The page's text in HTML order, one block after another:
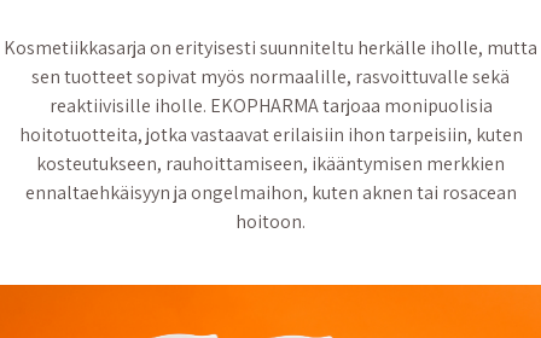
Kosmetiikkasarja on erityisesti suunniteltu herkälle iholle, mutta
sen tuotteet sopivat myös normaalille, rasvoittuvalle sekä
reaktiivisille iholle. EKOPHARMA tarjoaa monipuolisia
hoitotuotteita, jotka vastaavat erilaisiin ihon tarpeisiin, kuten
kosteutukseen, rauhoittamiseen, ikääntymisen merkkien
ennaltaehkäisyyn ja ongelmaihon, kuten aknen tai rosacean
hoitoon.